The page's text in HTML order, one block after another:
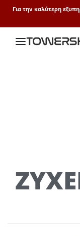
Για την καλύτερη